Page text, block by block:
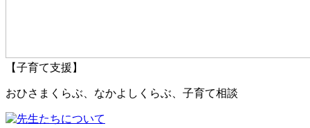
【子育て支援】
おひさまくらぶ、なかよしくらぶ、子育て相談